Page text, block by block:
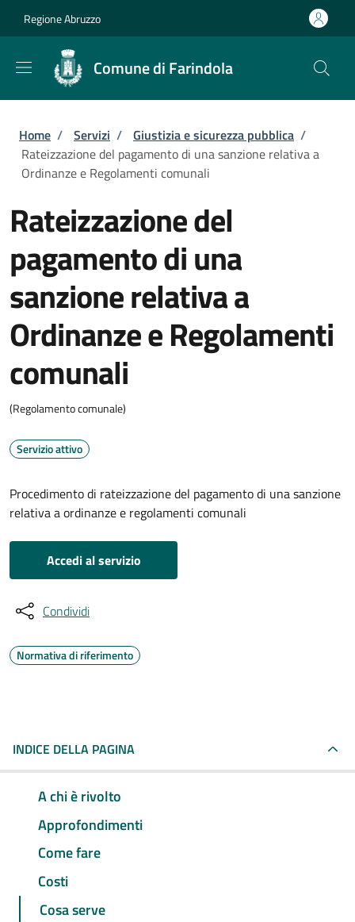
Regione Abruzzo
Comune di Farindola
Briciole di pane
Home / Servizi / Giustizia e sicurezza pubblica /
Rateizzazione del pagamento di una sanzione relativa a
Ordinanze e Regolamenti comunali
Rateizzazione del
pagamento di una
sanzione relativa a
Ordinanze e Regolamenti
comunali
(Regolamento comunale)
Servizio attivo
Procedimento di rateizzazione del pagamento di una sanzione
relativa a ordinanze e regolamenti comunali
Accedi al servizio
Condividi
Normativa di riferimento
INDICE DELLA PAGINA
A chi è rivolto
Approfondimenti
Come fare
Costi
Cosa serve